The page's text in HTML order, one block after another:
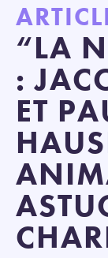
“LA
:
ET